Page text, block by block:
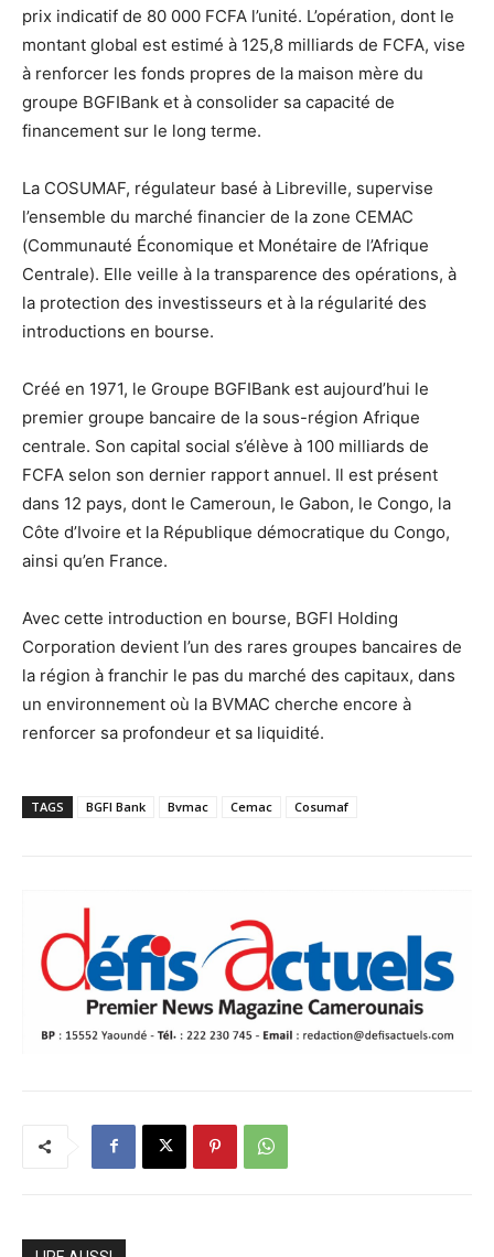
prix indicatif de 80 000 FCFA l’unité. L’opération, dont le
montant global est estimé à 125,8 milliards de FCFA, vise
à renforcer les fonds propres de la maison mère du
groupe BGFIBank et à consolider sa capacité de
financement sur le long terme.
La COSUMAF, régulateur basé à Libreville, supervise
l’ensemble du marché financier de la zone CEMAC
(Communauté Économique et Monétaire de l’Afrique
Centrale). Elle veille à la transparence des opérations, à
la protection des investisseurs et à la régularité des
introductions en bourse.
Créé en 1971, le Groupe BGFIBank est aujourd’hui le
premier groupe bancaire de la sous-région Afrique
centrale. Son capital social s’élève à 100 milliards de
FCFA selon son dernier rapport annuel. Il est présent
dans 12 pays, dont le Cameroun, le Gabon, le Congo, la
Côte d’Ivoire et la République démocratique du Congo,
ainsi qu’en France.
Avec cette introduction en bourse, BGFI Holding
Corporation devient l’un des rares groupes bancaires de
la région à franchir le pas du marché des capitaux, dans
un environnement où la BVMAC cherche encore à
renforcer sa profondeur et sa liquidité.
TAGS BGFI Bank Bvmac Cemac Cosumaf